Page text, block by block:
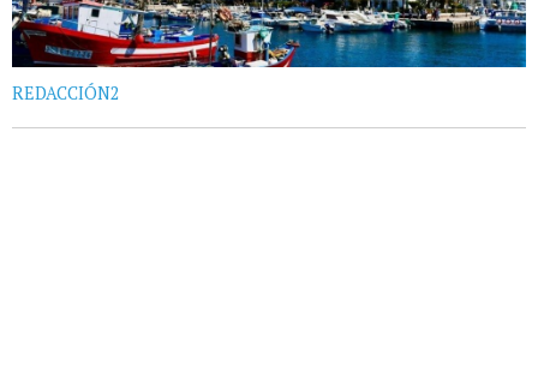
REDACCIÓN2